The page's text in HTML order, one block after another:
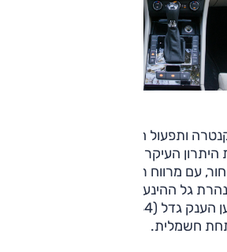
ותפעול החשמלי נוחים, וכך גם
העיקרי של הסופרב היה ונותר
עם מרווח רגליים עצום. התחושה היא
גל ההינע" הבולטת ברצפה תפריע
חשמלית.